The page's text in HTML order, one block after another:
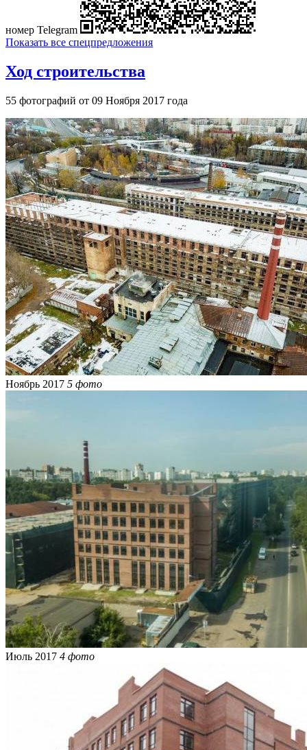
номер Telegram
Показать все спецпредложения
Ход строительства
55 фотографий от 09 Ноября 2017 года
Ноябрь 2017 5 фото
Июль 2017 4 фото